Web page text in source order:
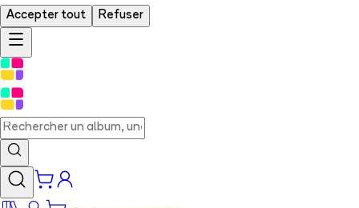
Accepter tout Refuser